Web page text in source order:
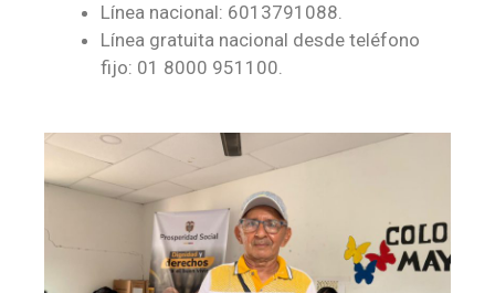
Línea nacional: 6013791088.
Línea gratuita nacional desde teléfono
fijo: 01 8000 951100.